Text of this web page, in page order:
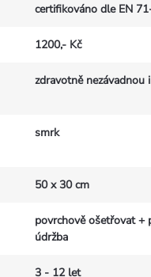
certifikováno dle EN
1200,- Kč
zdravotně nezávadnou
smrk
50 x 30 cm
povrchově ošetřovat +
údržba
3 - 12 let